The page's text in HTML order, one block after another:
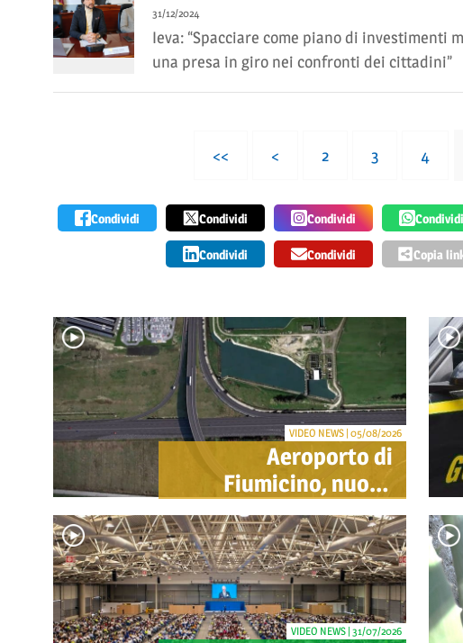
31/12/2024
Ieva: “Spacciare come piano di investimenti
una presa in giro nei confronti dei cittadini”
<< < 2 3 4
Condividi Condividi Condividi Condividi
Condividi Condividi Copia
Aeroporto di
Fiumicino, nuovo
svincolo per Cargo
City e Lunga Sosta:
investimento ADR da
oltre 40 milioni
VIDEO NEWS | 05/08/2026
VIDEO NEWS | 31/07/2026